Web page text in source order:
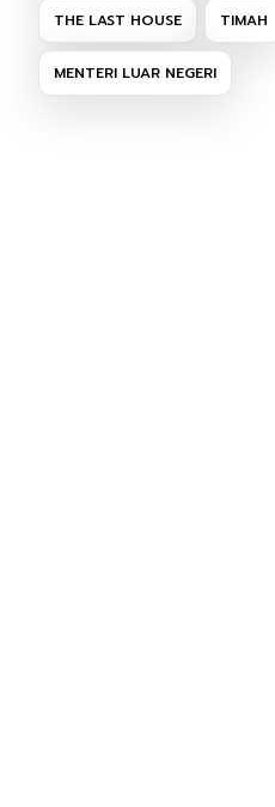
THE LAST HOUSE TIMAH
MENTERI LUAR NEGERI